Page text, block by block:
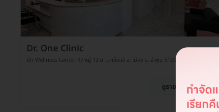
Dr. One Clinic
ตึก Wellness Center 97 หมู่ 13 ต. มะเขือแจ้ อ. เมือง จ. ลำพูน 51000
ดูรายละเอียด